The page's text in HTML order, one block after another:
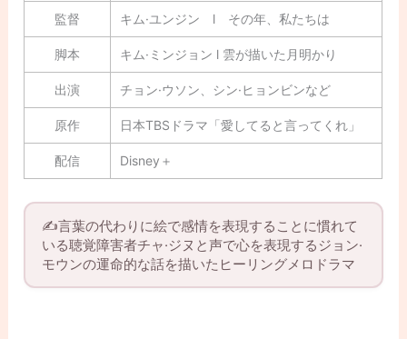
監督 キム·ユンジン l その年、私たちは
脚本 キム·ミンジョン l 雲が描いた月明かり
出演 チョン·ウソン、シン·ヒョンビンなど
原作 日本TBSドラマ「愛してると言ってくれ」
配信 Disney＋
✍️言葉の代わりに絵で感情を表現することに慣れて
いる聴覚障害者チャ·ジヌと声で心を表現するジョン·
モウンの運命的な話を描いたヒーリングメロドラマ